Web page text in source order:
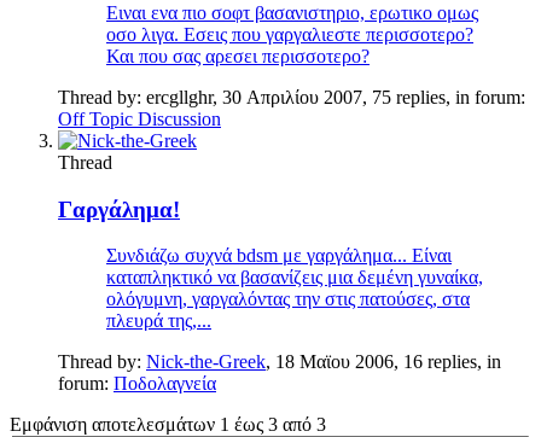
Ειναι ενα πιο σοφτ βασανιστηριο, ερωτικο ομως
οσο λιγα. Εσεις που γαργαλιεστε περισσοτερο?
Και που σας αρεσει περισσοτερο?
Thread by: ercgllghr, 30 Απριλίου 2007, 75 replies, in forum:
Off Topic Discussion
Thread
Γαργάλημα!
Συνδιάζω συχνά bdsm με γαργάλημα... Είναι
καταπληκτικό να βασανίζεις μια δεμένη γυναίκα,
ολόγυμνη, γαργαλόντας την στις πατούσες, στα
πλευρά της,...
Thread by: Nick-the-Greek, 18 Μαϊου 2006, 16 replies, in
forum: Ποδολαγνεία
Εμφάνιση αποτελεσμάτων 1 έως 3 από 3